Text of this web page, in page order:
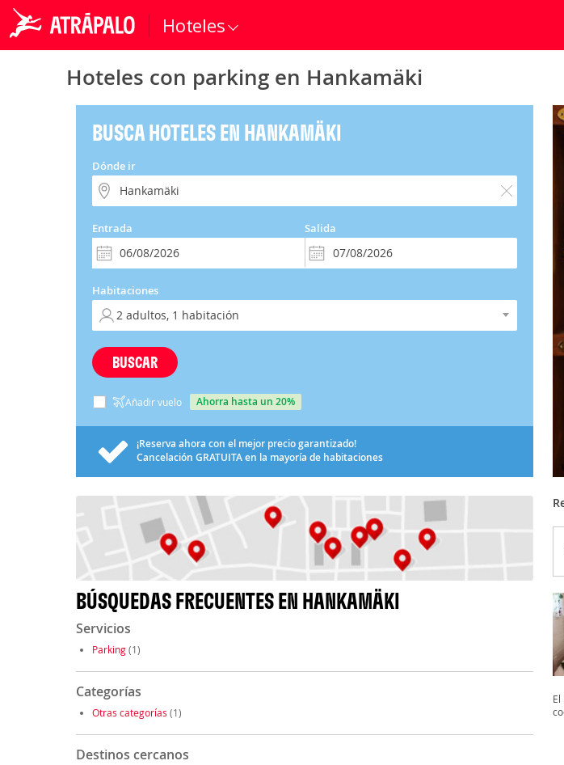
Hoteles
Hoteles con parking en Hankamäki
BUSCA HOTELES EN HANKAMÄKI
Dónde ir
Entrada Salida
Habitaciones
BUSCAR
Añadir vuelo ahorra hasta un 20%
¡Reserva ahora con el mejor precio garantizado!
Cancelación GRATUITAen la mayoría de habitaciones
BÚSQUEDAS FRECUENTES EN HANKAMÄKI
Servicios
Parking(1)
Categorías
Otras categorías (1)
Destinos cercanos